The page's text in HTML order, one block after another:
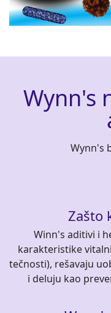
Wynn's
Wynn's
Zašto
Winn's aditivi i
karakteristike
tečnosti), rešavaju
i deluju kao